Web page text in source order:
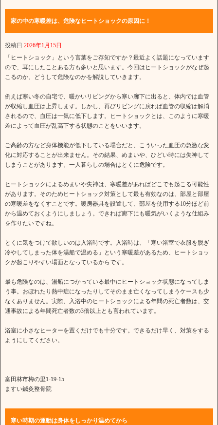
家の中の寒暖差は、危険なヒートショックの原因に！
投稿日 2026年1月15日
「ヒートショック」という言葉をご存知ですか？最近よく話題になっています
ので、耳にしたことある方も多いと思います。今回はヒートショックがなぜ起
こるのか、どうして危険なのかを解説していきます。
例えば寒い冬の自宅で、暖かいリビングから寒い廊下に出ると、体内では血管
が収縮し血圧は上昇します。しかし、再びリビングに戻れば血管の収縮は解消
されるので、血圧は一気に低下します。ヒートショックとは、このように寒暖
差によって血圧が乱高下する状態のことをいいます。
ご高齢の方など身体機能が低下している場合だと、こういった血圧の急激な変
化に対応することが出来ません。その結果、めまいや、ひどい時には失神して
しまうことがあります。一人暮らしの場合はとくに危険です。
ヒートショックによるめまいや失神は、寒暖差があればどこでも起こる可能性
があります。そのためヒートショック対策として最も有効なのは、部屋と部屋
の寒暖差をなくすことです。暖房器具を設置して、部屋を使用する10分ほど前
から温めておくようにしましょう。できれば廊下にも暖気がいくような仕組み
を作りたいですね。
とくに気をつけて欲しいのは入浴時です。入浴時は、「寒い浴室で衣服を脱ぎ
冷やしてしまった体を湯船で温める」という寒暖差があるため、ヒートショッ
クが起こりやすい場面となっているからです。
最も危険なのは、湯船につかっている最中にヒートショック状態になってしま
う事。おぼれたり熱中症になったりしてそのまま亡くなってしまうケースも少
なくありません。実際、入浴中のヒートショックによる年間の死亡者数は、交
通事故による年間死亡者数の3倍以上とも言われています。
浴室に小さなヒーターを置くだけでも十分です。できるだけ早く、対策をする
ようにしてください。
富田林市梅の里1-19-15
ますい鍼灸整骨院
寒い時期の運動は身体をしっかり温めてから